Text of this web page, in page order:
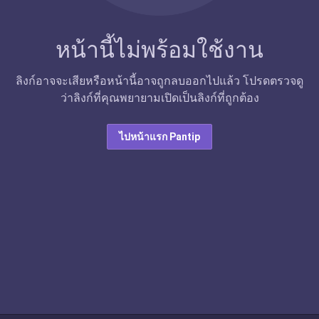
หน้านี้ไม่พร้อมใช้งาน
ลิงก์อาจจะเสียหรือหน้านี้อาจถูกลบออกไปแล้ว โปรดตรวจดู
ว่าลิงก์ที่คุณพยายามเปิดเป็นลิงก์ที่ถูกต้อง
ไปหน้าแรก Pantip